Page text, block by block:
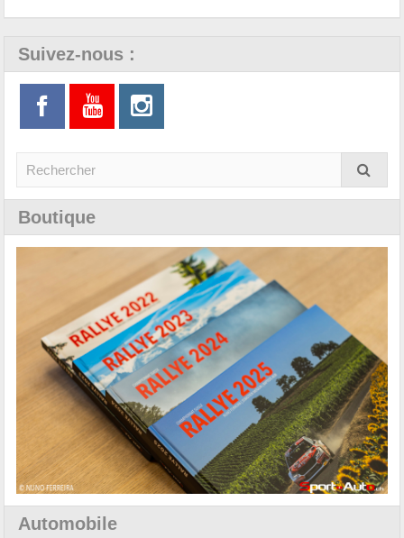
Suivez-nous :
Boutique
Automobile